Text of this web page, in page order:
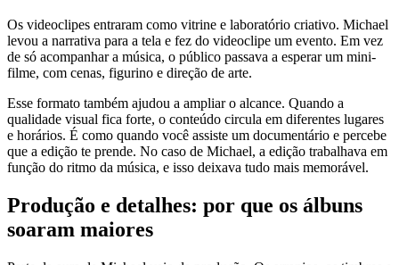
Os videoclipes entraram como vitrine e laboratório criativo. Michael
levou a narrativa para a tela e fez do videoclipe um evento. Em vez
de só acompanhar a música, o público passava a esperar um mini-
filme, com cenas, figurino e direção de arte.
Esse formato também ajudou a ampliar o alcance. Quando a
qualidade visual fica forte, o conteúdo circula em diferentes lugares
e horários. É como quando você assiste um documentário e percebe
que a edição te prende. No caso de Michael, a edição trabalhava em
função do ritmo da música, e isso deixava tudo mais memorável.
Produção e detalhes: por que os álbuns
soaram maiores